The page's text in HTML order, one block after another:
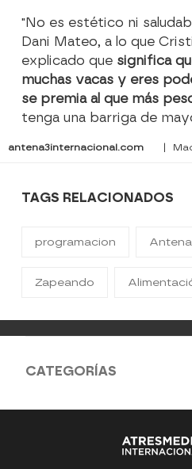
"No es estético ni
Dani Mateo, a lo que
explicado que significa
muchas vacas y eres
se premia al que más
tenga una barriga de
antena3internacional.com |
TAGS RELACIONADOS
programacion
Zapeando
CATEGORÍAS
Antena 3 Noticias El
Tu cara me suena